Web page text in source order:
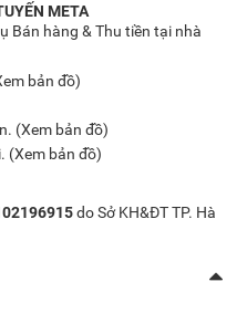
META
Bán hàng & Thu tiền tại nhà
bản đồ)
(Xem bản đồ)
(Xem bản đồ)
do Sở KH&ĐT TP. Hà